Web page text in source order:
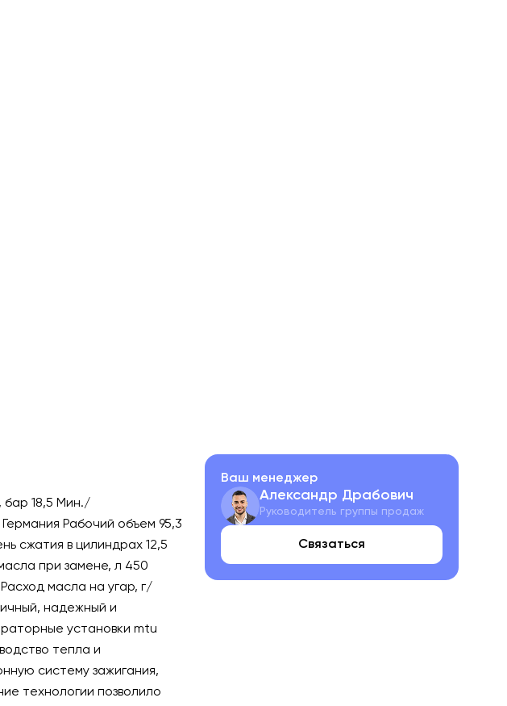
бар 18,5 Мин./
Рабочий объем 95,3
сжатия в цилиндрах 12,5
при замене, л 450
масла на угар, г/
надежный и
установки mtu
тепла и
систему зажигания,
технологии позволило
Ваш менеджер
Александр Драбович
Руководитель группы продаж
Связаться